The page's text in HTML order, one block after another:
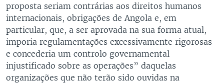
proposta seriam contrárias aos direitos humanos
internacionais, obrigações de Angola e, em
particular, que, a ser aprovada na sua forma atual,
imporia regulamentações excessivamente rigorosas
e concederia um controlo governamental
injustificado sobre as operações” daquelas
organizações que não terão sido ouvidas na